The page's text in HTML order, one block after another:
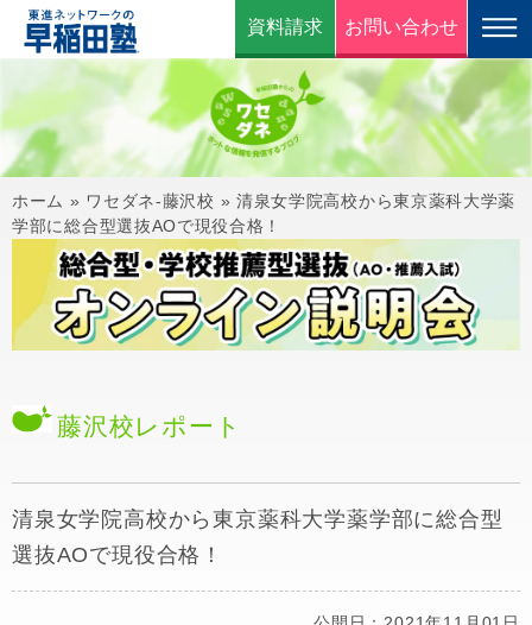
資料請求 お問い合わせ
ホーム » ワセダネ-藤沢校 » 清泉女学院高校から東京薬科大学薬
学部に総合型選抜AOで現役合格！
藤沢校レポート
清泉女学院高校から東京薬科大学薬学部に総合型
選抜AOで現役合格！